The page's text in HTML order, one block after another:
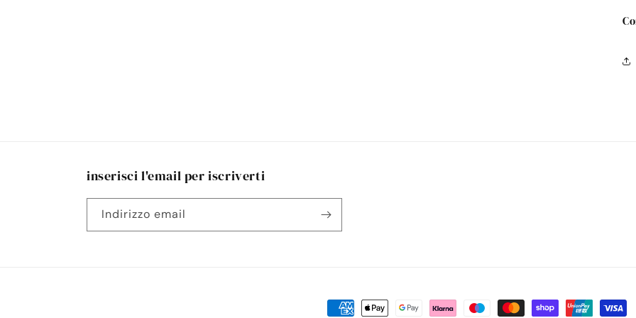
inserisci l'email per iscriverti
Indirizzo email
Metodi